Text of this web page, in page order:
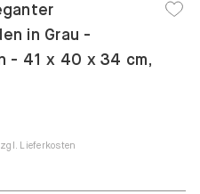
in Grau -
- 41 x 40 x 34 cm,
Lieferkosten